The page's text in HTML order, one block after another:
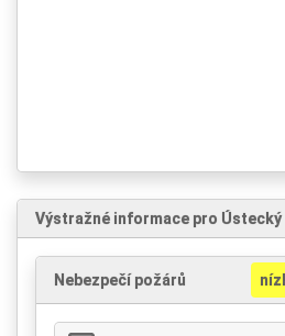
Výstražné informace pro Ústecký
Nebezpečí požárů